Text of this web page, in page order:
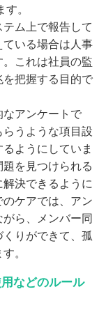
。
ム上で報告して
いる場合は人事
これは社員の監
把握する目的で
アンケートで
うような項目設
ようにしていま
を見つけられる
決できるように
ケアでは、アン
ら、メンバー同
りができて、孤
。
などのルール